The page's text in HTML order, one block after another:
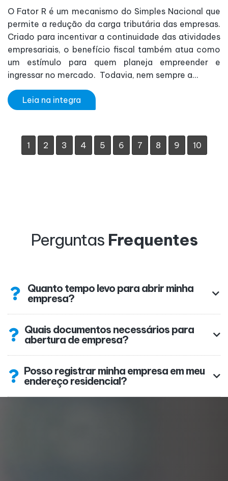
O Fator R é um mecanismo do Simples Nacional que
permite a redução da carga tributária das empresas.
Criado para incentivar a continuidade das atividades
empresariais, o benefício fiscal também atua como
um estímulo para quem planeja empreender e
ingressar no mercado. Todavia, nem sempre a...
Leia na integra
1 2 3 4 5 6 7 8 9 10
Perguntas Frequentes
Quanto tempo levo para abrir minha
empresa?
Quais documentos necessários para
abertura de empresa?
Posso registrar minha empresa em meu
endereço residencial?